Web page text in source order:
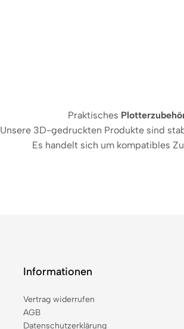
Praktisches
Unsere 3D-gedruckten Produkte sind
Es handelt sich um kompatibles
Informationen
Vertrag widerrufen
AGB
Datenschutzerklärung